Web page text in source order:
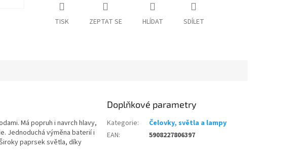
TISK ZEPTAT SE HLÍDAT SDÍLET
Má popruh i navrch hlavy,
Jednoduchá výměna baterií i
paprsek světla, díky
Doplňkové parametry
Kategorie:
Čelovky, světla a lampy
EAN: 5908227806397